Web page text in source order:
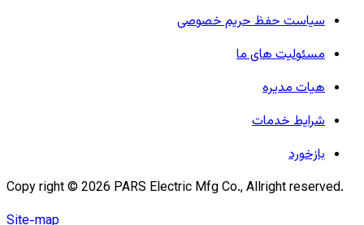
سیاست حفظ حریم خصوصی
مسئولیت های ما
هیات مدیره
شرایط خدمات
بازخورد
Copy right © 2026 PARS Electric Mfg Co., Allright reserved.